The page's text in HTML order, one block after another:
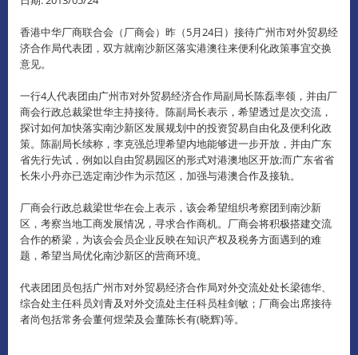
香港中华厂商联合会（厂商会）昨（5月24日）接待广州市对外贸易经
济合作局代表团，双方就南沙新区落实港澳往来便利化政策事宜交换
意见。
一行4人代表团由广州市对外贸易经济合作局副局长陈磊率领，并由厂
商会行政总裁梁世华主持接待。陈副局长表示，希望透过是次交流，
探讨如何加快落实南沙新区发展规划中的投资贸易自由化及便利化政
策。陈副局长续称，李克强总理希望内地能够进一步开放，并由广东
省先行先试，例如以自由贸易园区的形式对港澳地区开放;而广东省省
长朱小丹亦已选定南沙作为示范区，加强与港澳合作及接轨。
厂商会行政总裁梁世华在会上表示，该会希望组织考察团到南沙新
区，考察当地工商发展情况，寻求合作商机。厂商会将积极搭建交流
合作的桥梁，为该会会员企业反映在知识产权及税务方面遇到的难
题，希望当局优化南沙新区的营商环境。
代表团团员包括广州市对外贸易经济合作局对外交流处处长梁德华、
综合处主任科员刘青及对外交流处主任科员桂剑敏；厂商会出席接待
者尚包括常务会董何煜荣及会董陈长有(晓辉)等。